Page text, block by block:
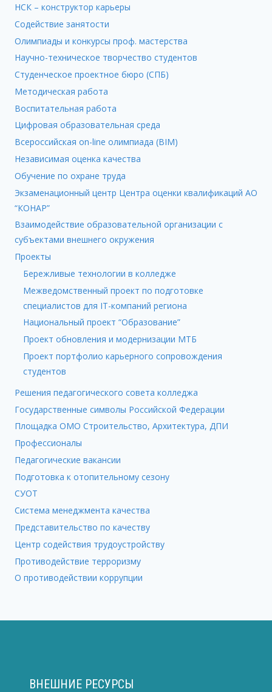
НСК – конструктор карьеры
Содействие занятости
Олимпиады и конкурсы проф. мастерства
Научно-техническое творчество студентов
Студенческое проектное бюро (СПБ)
Методическая работа
Воспитательная работа
Цифровая образовательная среда
Всероссийская on-line олимпиада (BIM)
Независимая оценка качества
Обучение по охране труда
Экзаменационный центр Центра оценки квалификаций АО
“КОНАР”
Взаимодействие образовательной организации с
субъектами внешнего окружения
Проекты
Бережливые технологии в колледже
Межведомственный проект по подготовке
специалистов для IT-компаний региона
Национальный проект “Образование”
Проект обновления и модернизации МТБ
Проект портфолио карьерного сопровождения
студентов
Решения педагогического совета колледжа
Государственные символы Российской Федерации
Площадка ОМО Строительство, Архитектура, ДПИ
Профессионалы
Педагогические вакансии
Подготовка к отопительному сезону
СУОТ
Система менеджмента качества
Представительство по качеству
Центр содействия трудоустройству
Противодействие терроризму
О противодействии коррупции
ВНЕШНИЕ РЕСУРСЫ